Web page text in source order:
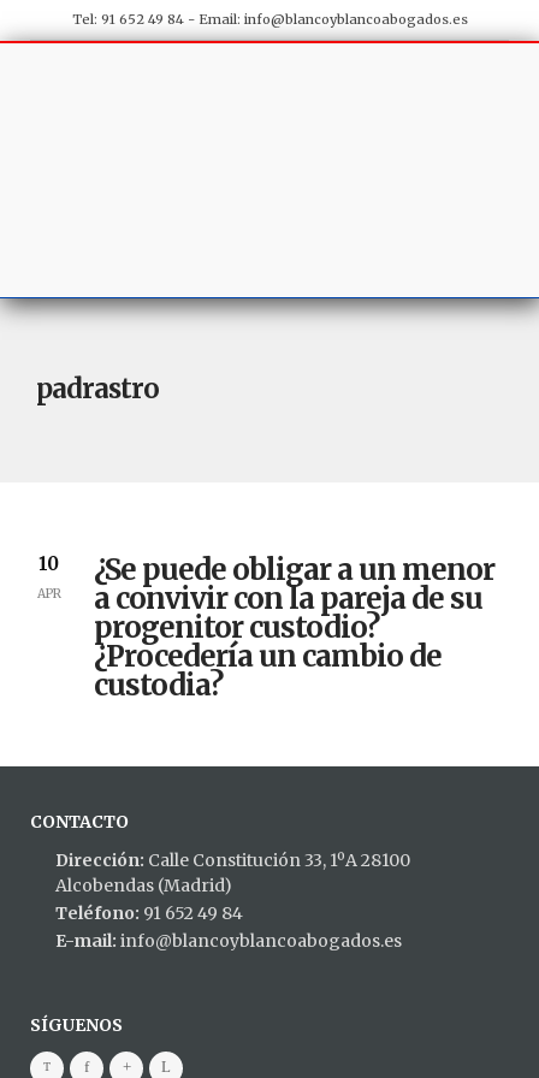
Tel: 91 652 49 84 - Email: info@blancoyblancoabogados.es
padrastro
10
APR
¿Se puede obligar a un menor
a convivir con la pareja de su
progenitor custodio?
¿Procedería un cambio de
custodia?
CONTACTO
Dirección: Calle Constitución 33, 1ºA 28100
Alcobendas (Madrid)
Teléfono: 91 652 49 84
E-mail: info@blancoyblancoabogados.es
SÍGUENOS